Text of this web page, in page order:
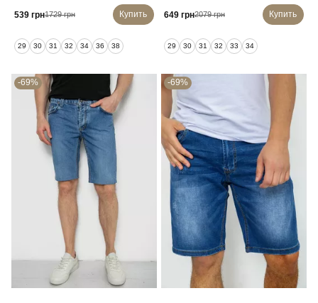
539 грн1729 грн Купить
29 30 31 32 34 36 38
649 грн2079 грн Купить
29 30 31 32 33 34
-69% -69%